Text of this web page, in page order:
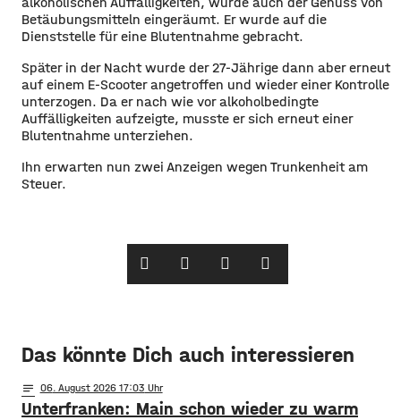
Betäubungsmitteln eingeräumt. Er wurde auf die
Dienststelle für eine Blutentnahme gebracht.
Später in der Nacht wurde der 27-Jährige dann aber erneut
auf einem E-Scooter angetroffen und wieder einer Kontrolle
unterzogen. Da er nach wie vor alkoholbedingte
Auffälligkeiten aufzeigte, musste er sich erneut einer
Blutentnahme unterziehen.
Ihn erwarten nun zwei Anzeigen wegen Trunkenheit am
Steuer.
Das könnte Dich auch interessieren
notes 06. August 2026 17:03
Unterfranken: Main schon wieder zu warm